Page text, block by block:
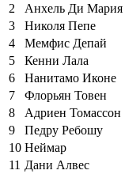
2
Анхель Ди Мария
3
Николя Пепе
4
Мемфис Депай
5
Кенни Лала
6
Нанитамо Иконе
7
Флорьян Товен
8
Адриен Томассон
9
Педру Ребошу
10 Неймар
11 Дани Алвес